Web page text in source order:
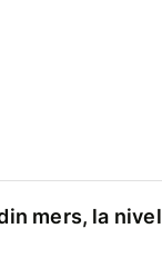
mers, la nivel